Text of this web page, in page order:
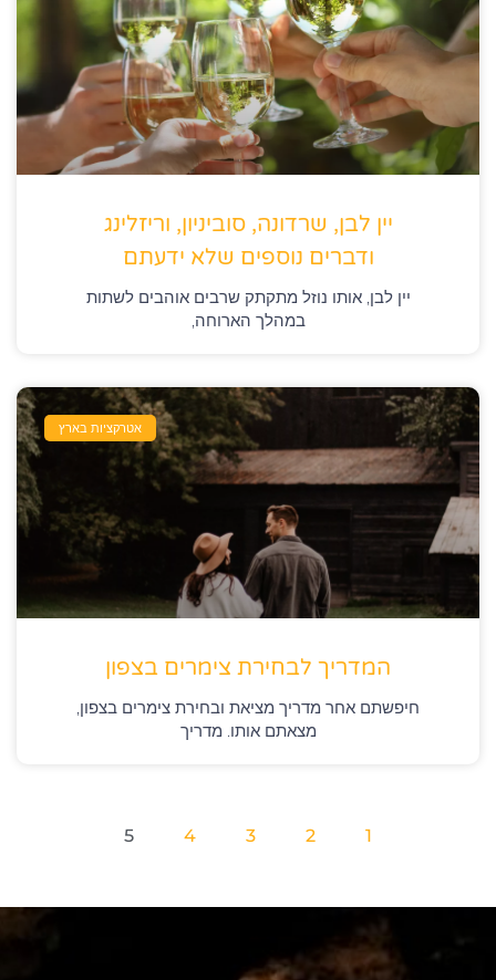
יין לבן, שרדונה, סוביניון, וריזלינג
ודברים נוספים שלא ידעתם
יין לבן, אותו נוזל מתקתק שרבים אוהבים לשתות
במהלך הארוחה,
אטרקציות בארץ
המדריך לבחירת צימרים בצפון
חיפשתם אחר מדריך מציאת ובחירת צימרים בצפון,
מצאתם אותו. מדריך